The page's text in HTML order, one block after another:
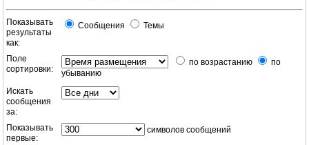
Показывать
результаты
как:
Сообщения Темы
Поле
сортировки:
по возрастанию
по
убыванию
Искать
сообщения
за:
Показывать
первые:
символов сообщений